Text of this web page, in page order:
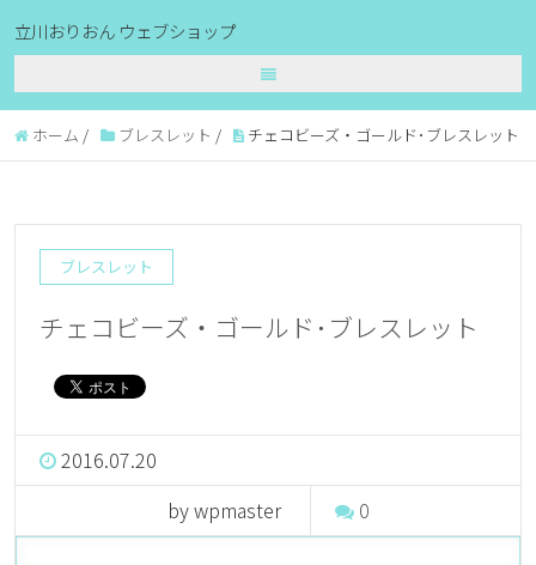
立川おりおん ウェブショップ
ホーム / ブレスレット / チェコビーズ・ゴールド･ブレスレット
ブレスレット
チェコビーズ・ゴールド･ブレスレット
2016.07.20
by wpmaster
0